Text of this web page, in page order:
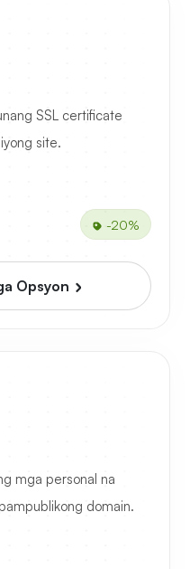
SSL certificate
site.
-20%
Opsyon
mga personal na
domain.